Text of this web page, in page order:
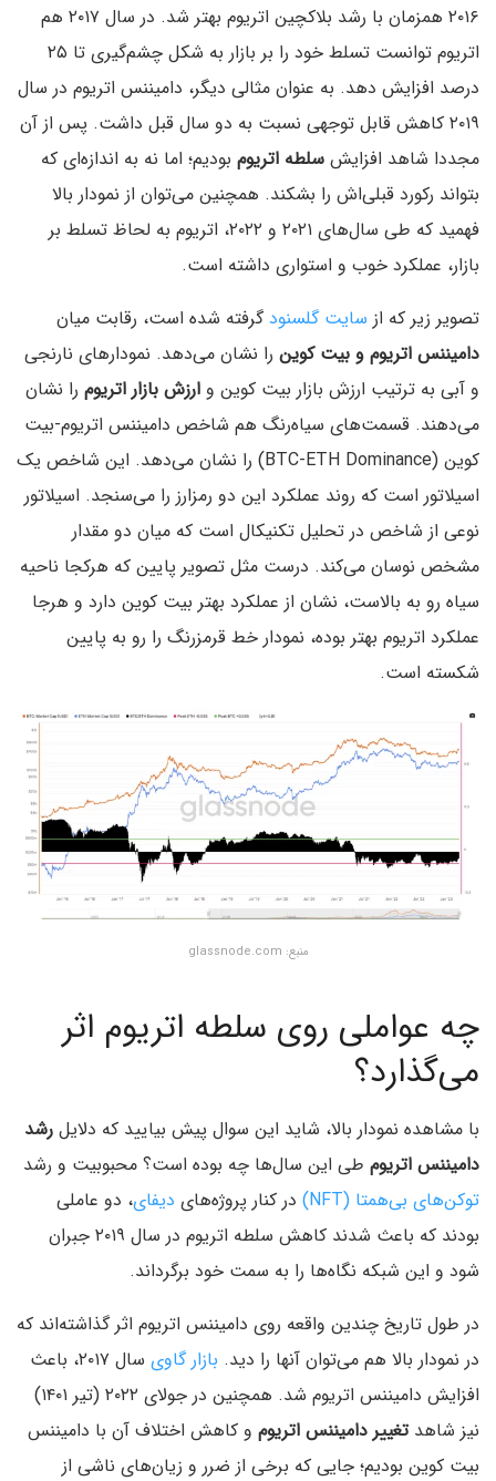
۲۰۱۶ همزمان با رشد بلاکچین اتریوم بهتر شد. در سال ۲۰۱۷ هم
اتریوم توانست تسلط خود را بر بازار به شکل چشم‌گیری تا ۲۵
درصد افزایش دهد. به عنوان مثالی دیگر، دامیننس اتریوم در سال
۲۰۱۹ کاهش قابل توجهی نسبت به دو سال قبل داشت. پس از آن
مجددا شاهد افزایش سلطه اتریوم بودیم؛‌ اما نه به اندازه‌ای که
بتواند رکورد قبلی‌اش را بشکند. همچنین می‌توان از نمودار بالا
فهمید که طی سال‌های ۲۰۲۱ و ۲۰۲۲، اتریوم به لحاظ تسلط بر
بازار، عملکرد خوب و استواری داشته است.
تصویر زیر که از سایت گلسنودگرفته شده است، رقابت میان
دامیننس اتریوم و بیت کوین را نشان می‌دهد. نمودارهای نارنجی
و آبی به ترتیب ارزش بازار بیت کوین و ارزش بازار اتریوم را نشان
می‌دهند. قسمت‌های سیاه‌رنگ هم شاخص دامیننس اتریوم-بیت
کوین (BTC-ETH Dominance) را نشان می‌دهد. این شاخص یک
اسیلاتور است که روند عملکرد این دو رمزارز را می‌سنجد. اسیلاتور
نوعی از شاخص در تحلیل تکنیکال است که میان دو مقدار
مشخص نوسان می‌کند. درست مثل تصویر پایین که هرکجا ناحیه
سیاه رو به بالاست، نشان از عملکرد بهتر بیت کوین دارد و هرجا
عملکرد اتریوم بهتر بوده، نمودار خط قرمزرنگ را رو به پایین
شکسته است.
منبع: glassnode.com
چه عواملی روی سلطه اتریوم اثر
می‌گذارد؟
با مشاهده نمودار بالا، شاید این سوال پیش بیایید که دلایل رشد
دامیننس اتریوم طی این سال‌ها چه بوده است؟ محبوبیت و رشد
توکن‌های بی‌همتا (NFT)
در کنار پروژه‌های دیفای، دو عاملی
بودند که باعث شدند کاهش سلطه اتریوم در سال ۲۰۱۹ جبران
شود و این شبکه نگاه‌ها را به سمت خود برگرداند.
در طول تاریخ چندین واقعه روی دامیننس اتریوم اثر گذاشته‌اند که
در نمودار بالا هم می‌توان آنها را دید. بازار گاوی
سال ۲۰۱۷، باعث
افزایش دامیننس اتریوم شد. همچنین در جولای ۲۰۲۲ (تیر ۱۴۰۱)
نیز شاهدتغییر دامیننس اتریوم و کاهش اختلاف آن با دامیننس
بیت کوین بودیم؛ جایی که برخی از ضرر و زیان‌های ناشی از